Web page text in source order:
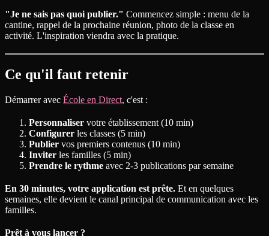
"Je ne sais pas quoi publier." Commencez simple : menu de la
cantine, rappel de la prochaine réunion, photo de la classe en
activité. L'inspiration viendra avec la pratique.
Ce qu'il faut retenir
Démarrer avec École en Direct, c'est :
Personnaliser votre établissement (10 min)
Configurer les classes (5 min)
Publier vos premiers contenus (10 min)
Inviter les familles (5 min)
Prendre le rythme avec 2-3 publications par semaine
En 30 minutes, votre application est prête. Et en quelques
semaines, elle devient le canal principal de communication avec les
familles.
Prêt à vous lancer ?